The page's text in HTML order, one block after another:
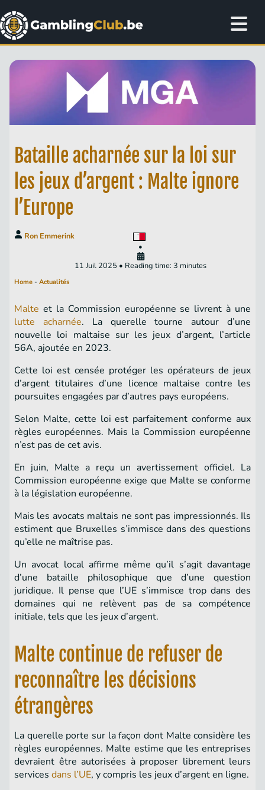
Bataille acharnée sur la loi sur
les jeux d’argent : Malte ignore
l’Europe
Ron Emmerink
•
11 Juil 2025 • Reading time: 3 minutes
Home - Actualités
Malte et la Commission européenne se livrent à une
lutte acharnée. La querelle tourne autour d’une
nouvelle loi maltaise sur les jeux d’argent, l’article
56A, ajoutée en 2023.
Cette loi est censée protéger les opérateurs de jeux
d’argent titulaires d’une licence maltaise contre les
poursuites engagées par d’autres pays européens.
Selon Malte, cette loi est parfaitement conforme aux
règles européennes. Mais la Commission européenne
n’est pas de cet avis.
En juin, Malte a reçu un avertissement officiel. La
Commission européenne exige que Malte se conforme
à la législation européenne.
Mais les avocats maltais ne sont pas impressionnés. Ils
estiment que Bruxelles s’immisce dans des questions
qu’elle ne maîtrise pas.
Un avocat local affirme même qu’il s’agit davantage
d’une bataille philosophique que d’une question
juridique. Il pense que l’UE s’immisce trop dans des
domaines qui ne relèvent pas de sa compétence
initiale, tels que les jeux d’argent.
Malte continue de refuser de
reconnaître les décisions
étrangères
La querelle porte sur la façon dont Malte considère les
règles européennes. Malte estime que les entreprises
devraient être autorisées à proposer librement leurs
services dans l’UE, y compris les jeux d’argent en ligne.